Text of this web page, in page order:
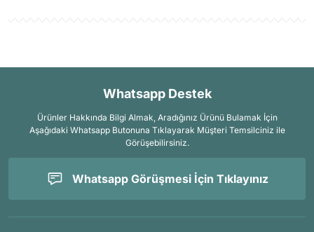
Whatsapp Destek
Ürünler Hakkında Bilgi Almak, Aradığınız Ürünü Bulamak İçin
Aşağıdaki Whatsapp Butonuna Tıklayarak Müşteri Temsilciniz ile
Görüşebilirsiniz.
Whatsapp Görüşmesi İçin Tıklayınız